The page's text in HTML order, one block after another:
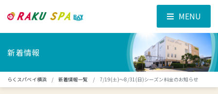
新着情報
らくスパベイ横浜 新着情報一覧 7/19(土)～8/31(日)シーズン料金のお知らせ
MENU